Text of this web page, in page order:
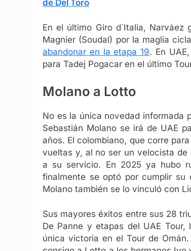
de Del Toro
En el último Giro d´Italia,
Magnier (Soudal) por la maglia
abandonar en la etapa 19. En
para Tadej Pogacar en el último
Molano a Lotto
No es la única novedad informada
Sebastián Molano se irá de UAE
años. El colombiano, que corre
vueltas y, al no ser un velocista
a su servicio. En 2025 ya hubo
finalmente se optó por cumplir
Molano también se lo vinculó con
Sus mayores éxitos entre sus 28
De Panne y etapas del UAE
única victoria en el Tour de Omán.